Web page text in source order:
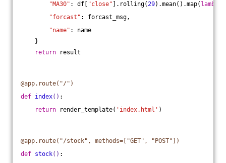
"MA30" : df[ "close" ].rolling(29).mean().map( lambda
"forcast" : forcast_msg,
"name" : name
}
return result
@app.route("/")
def index() :
return render_template( 'index.html' )
@app.route("/stock", methods=["GET", "POST"])
def stock() :